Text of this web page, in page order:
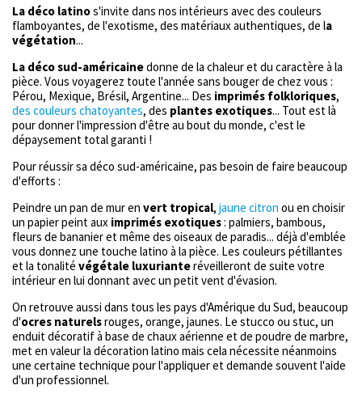
La déco latinos'invite dans nos intérieurs avec des couleurs
flamboyantes, de l'exotisme, des matériaux authentiques, de la
végétation...
La déco sud-américainedonne de la chaleur et du caractère à la
pièce. Vous voyagerez toute l'année sans bouger de chez vous :
Pérou, Mexique, Brésil, Argentine... Des imprimés folkloriques,
des couleurs chatoyantes, des plantes exotiques... Tout est là
pour donner l'impression d'être au bout du monde, c'est le
dépaysement total garanti !
Pour réussir sa déco sud-américaine, pas besoin de faire beaucoup
d'efforts :
Peindre un pan de mur en vert tropical, jaune citron ou en choisir
un papier peint aux imprimés exotiques: palmiers, bambous,
fleurs de bananier et même des oiseaux de paradis... déjà d'emblée
vous donnez une touche latino à la pièce. Les couleurs pétillantes
et la tonalité végétale luxurianteréveilleront de suite votre
intérieur en lui donnant avec un petit vent d'évasion.
On retrouve aussi dans tous les pays d'Amérique du Sud, beaucoup
d'ocres naturelsrouges, orange, jaunes. Le stucco ou stuc, un
enduit décoratif à base de chaux aérienne et de poudre de marbre,
met en valeur la décoration latino mais cela nécessite néanmoins
une certaine technique pour l'appliquer et demande souvent l'aide
d'un professionnel.